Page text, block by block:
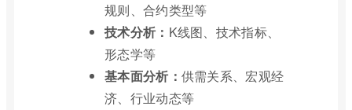
规则、合约类型等
技术分析： K线图、技术指标、
形态学等
基本面分析： 供需关系、宏观经
济、行业动态等